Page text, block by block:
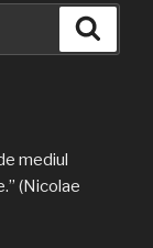
mediul
(Nicolae